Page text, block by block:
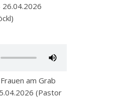
26.04.2026
am Grab
(Pastor